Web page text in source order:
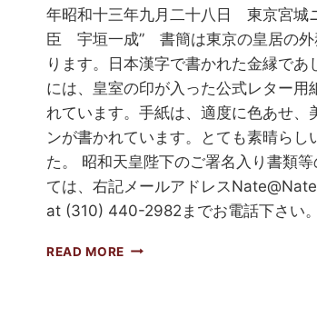
年昭和十三年九月二十八日 東京宮
臣 宇垣一成” 書簡は東京の皇居の外
ります。日本漢字で書かれた金縁で
には、皇室の印が入った公式レター
れています。手紙は、適度に色あせ
ンが書かれています。とても素晴ら
た。 昭和天皇陛下のご署名入り書類
ては、右記メールアドレス
at (310) 440-2982までお電話下さい。
READ MORE 昭